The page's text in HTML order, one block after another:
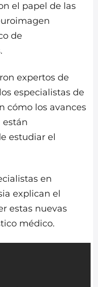
el papel de las
de
expertos de
especialistas de
cómo los avances
están
estudiar el
en
explican el
estas nuevas
médico.